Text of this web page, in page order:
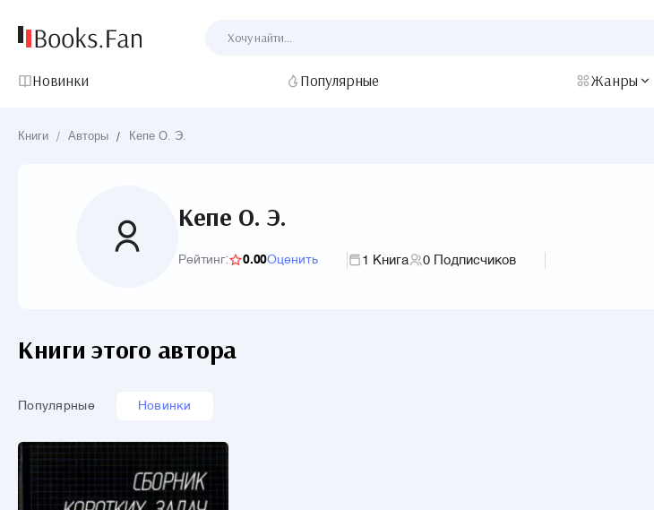
Новинки Популярные Жанры
Книги / Авторы / Кепе О. Э.
Кепе О. Э.
Рейтинг: 0.00Оценить 1 Книга 0 Подписчиков
Книги этого автора
Популярные Новинки